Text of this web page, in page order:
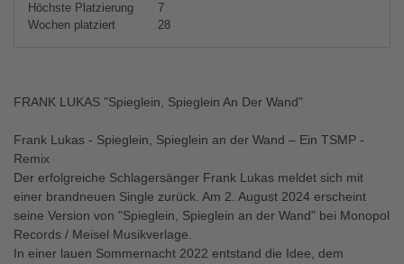
Höchste Platzierung
7
Wochen platziert
28
FRANK LUKAS "Spieglein, Spieglein An Der Wand"
Frank Lukas - Spieglein, Spieglein an der Wand – Ein TSMP -
Remix
Der erfolgreiche Schlagersänger Frank Lukas meldet sich mit
einer brandneuen Single zurück. Am 2. August 2024 erscheint
seine Version von "Spieglein, Spieglein an der Wand" bei Monopol
Records / Meisel Musikverlage.
In einer lauen Sommernacht 2022 entstand die Idee, dem